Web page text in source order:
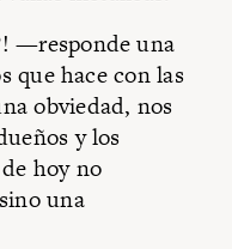
—responde una
que hace con las
obviedad, nos
y los
hoy no
una